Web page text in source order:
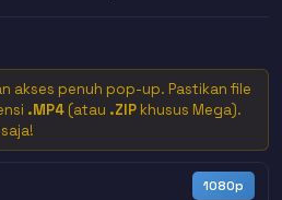
akses penuh pop-up. Pastikan file
.MP4 (atau .ZIP khusus Mega).
1080p